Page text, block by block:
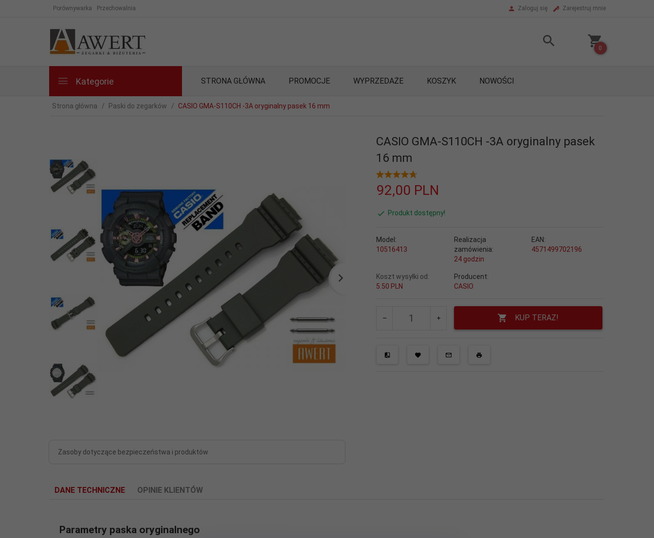
Porównywarka Przechowalnia Zaloguj się Zarejestruj mnie
0
Kategorie STRONA GŁÓWNA PROMOCJE WYPRZEDAŻE KOSZYK NOWOŚCI
Strona główna Paski do zegarków CASIO GMA-S110CH -3A oryginalny pasek 16 mm
Zasoby dotyczące bezpieczeństwa i produktów
CASIO GMA-S110CH -3A oryginalny pasek
16 mm
92,00 PLN
Produkt dostępny!
Model:
10516413
Realizacja
zamówienia:
24 godzin
EAN:
4571499702196
Koszt wysyłki od:
5.50 PLN
Producent:
CASIO
KUP TERAZ!
DANE TECHNICZNE OPINIE KLIENTÓW
Parametry paska oryginalnego